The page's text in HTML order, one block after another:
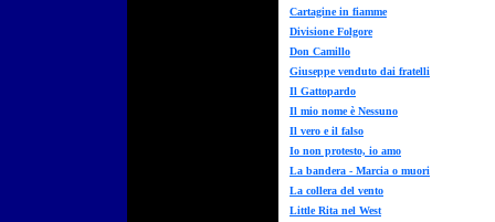
Cartagine in fiamme
Divisione Folgore
Don Camillo
Giuseppe venduto dai fratelli
Il Gattopardo
Il mio nome è Nessuno
Il vero e il falso
Io non protesto, io amo
La bandera - Marcia o muori
La collera del vento
Little Rita nel West